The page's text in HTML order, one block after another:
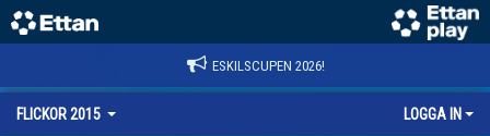
ESKILSCUPEN 2026!
FLICKOR 2015 LOGGA IN